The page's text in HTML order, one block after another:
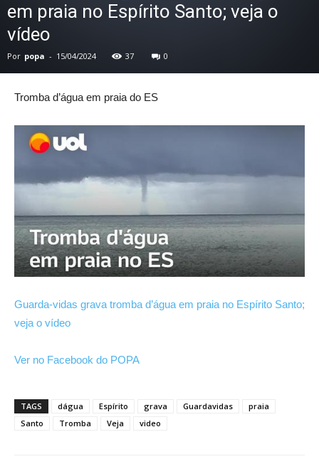
em praia no Espírito Santo; veja o
vídeo
Por popa - 15/04/2024 37 0
Tromba d’água em praia do ES
Guarda-vidas grava tromba d’água em praia no Espírito Santo;
veja o vídeo
Ver no Facebook do POPA
TAGS dágua Espírito grava Guardavidas
praia
Santo
Tromba Veja video